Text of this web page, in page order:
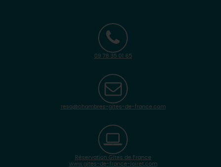
09 78 35 01 65
resa@chambres-gites-de-france.com
Réservation Gîtes de France
www.gites-de-france-loiret.com